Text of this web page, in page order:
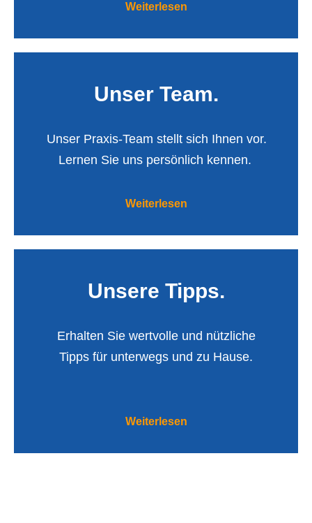
Weiterlesen
Unser Team.
Unser Praxis-Team stellt sich Ihnen vor.
Lernen Sie uns persönlich kennen.
Weiterlesen
Unsere Tipps.
Erhalten Sie wertvolle und nützliche
Tipps für unterwegs und zu Hause.
Weiterlesen